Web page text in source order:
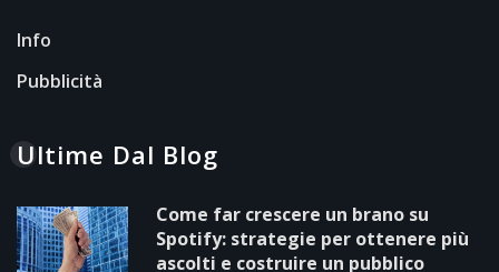
Info
Pubblicità
Ultime Dal Blog
Come far crescere un brano su
Spotify: strategie per ottenere più
ascolti e costruire un pubblico